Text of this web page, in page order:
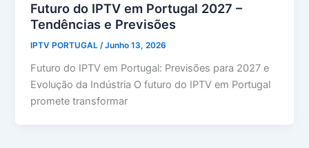
Futuro do IPTV em Portugal 2027 –
Tendências e Previsões
IPTV PORTUGAL/Junho 13, 2026
Futuro do IPTV em Portugal: Previsões para 2027 e
Evolução da Indústria O futuro do IPTV em Portugal
promete transformar